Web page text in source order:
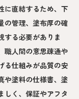
に直結するため、下
の管理、塗布厚の確
する必要がありま
職人間の意思疎通や
る仕組みが品質の安
や塗料の仕様書、塗
しく、保証やアフタ